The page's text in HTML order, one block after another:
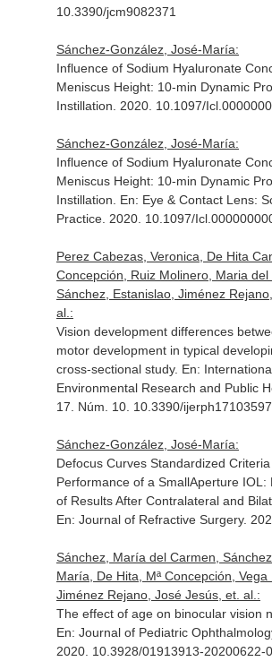
10.3390/jcm9082371
Sánchez-González, José-María:
Influence of Sodium Hyaluronate
Meniscus Height: 10-min Dynamic
Instillation. 2020. 10.1097/
Sánchez-González, José-María:
Influence of Sodium Hyaluronate
Meniscus Height: 10-min Dynamic
Instillation. En: Eye & Contact Lens:
Practice. 2020. 10.1097/
Perez Cabezas, Veronica, De Hita
Concepción, Ruiz Molinero, Maria
Sánchez, Estanislao, Jiménez
al.:
Vision development differences
motor development in typical
cross-sectional study. En:
Environmental Research and Public
17. Núm. 10. 10.3390/ijerph17103597
Sánchez-González, José-María:
Defocus Curves Standardized
Performance of a SmallAperture IOL:
of Results After Contralateral and
En: Journal of Refractive Surgery.
Sánchez, María del Carmen,
María, De Hita, Mª Concepción, Vega
Jiménez Rejano, José Jesús, et. al.:
The effect of age on binocular vision
En: Journal of Pediatric
2020. 10.3928/01913913-20200622-